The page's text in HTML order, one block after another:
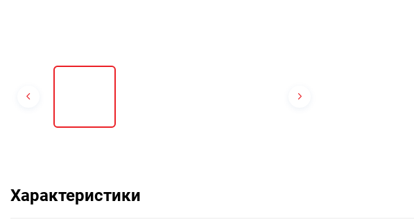
Характеристики